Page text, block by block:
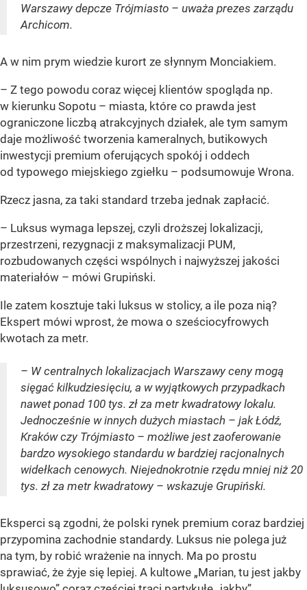
Warszawy depcze Trójmiasto – uważa prezes zarządu
Archicom.
A w nim prym wiedzie kurort ze słynnym Monciakiem.
– Z tego powodu coraz więcej klientów spogląda np.
w kierunku Sopotu – miasta, które co prawda jest
ograniczone liczbą atrakcyjnych działek, ale tym samym
daje możliwość tworzenia kameralnych, butikowych
inwestycji premium oferujących spokój i oddech
od typowego miejskiego zgiełku – podsumowuje Wrona.
Rzecz jasna, za taki standard trzeba jednak zapłacić.
– Luksus wymaga lepszej, czyli droższej lokalizacji,
przestrzeni, rezygnacji z maksymalizacji PUM,
rozbudowanych części wspólnych i najwyższej jakości
materiałów – mówi Grupiński.
Ile zatem kosztuje taki luksus w stolicy, a ile poza nią?
Ekspert mówi wprost, że mowa o sześciocyfrowych
kwotach za metr.
– W centralnych lokalizacjach Warszawy ceny mogą
sięgać kilkudziesięciu, a w wyjątkowych przypadkach
nawet ponad 100 tys. zł za metr kwadratowy lokalu.
Jednocześnie w innych dużych miastach – jak Łódź,
Kraków czy Trójmiasto – możliwe jest zaoferowanie
bardzo wysokiego standardu w bardziej racjonalnych
widełkach cenowych. Niejednokrotnie rzędu mniej niż 20
tys. zł za metr kwadratowy – wskazuje Grupiński.
Eksperci są zgodni, że polski rynek premium coraz bardziej
przypomina zachodnie standardy. Luksus nie polega już
na tym, by robić wrażenie na innych. Ma po prostu
sprawiać, że żyje się lepiej. A kultowe „Marian, tu jest jakby